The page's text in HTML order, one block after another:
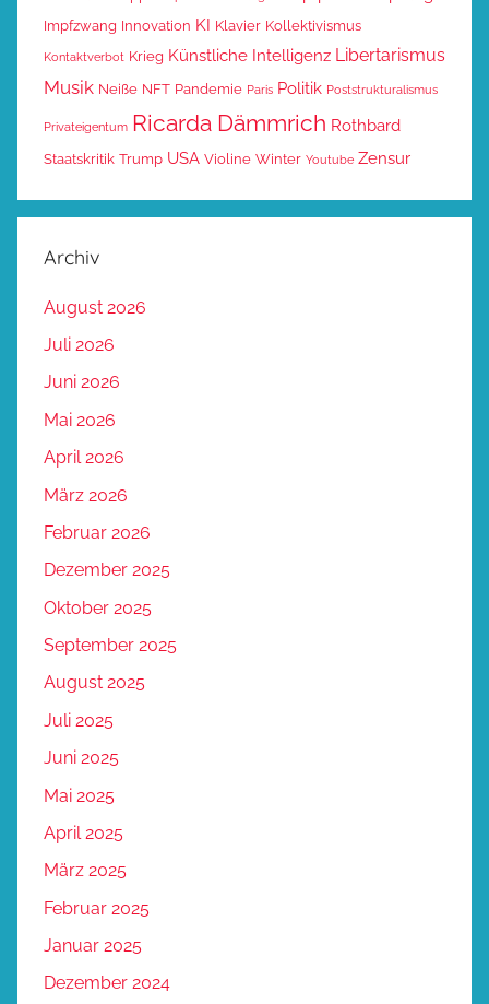
Impfzwang Innovation KI Klavier Kollektivismus
Kontaktverbot Krieg Künstliche Intelligenz Libertarismus
Musik Neiße NFT Pandemie Paris Politik Poststrukturalismus
Privateigentum Ricarda Dämmrich Rothbard
Staatskritik Trump USA Violine Winter Youtube Zensur
Archiv
August 2026
Juli 2026
Juni 2026
Mai 2026
April 2026
März 2026
Februar 2026
Dezember 2025
Oktober 2025
September 2025
August 2025
Juli 2025
Juni 2025
Mai 2025
April 2025
März 2025
Februar 2025
Januar 2025
Dezember 2024